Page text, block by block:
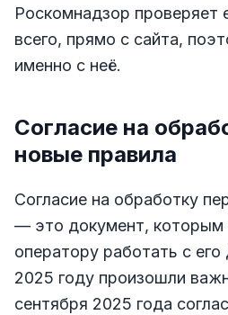
Роскомнадзор проверяет
всего, прямо с сайта,
именно с неё.
Согласие на
новые правила
Согласие на обработку
— это документ, которым
оператору работать с
2025 году произошли
сентября 2025 года